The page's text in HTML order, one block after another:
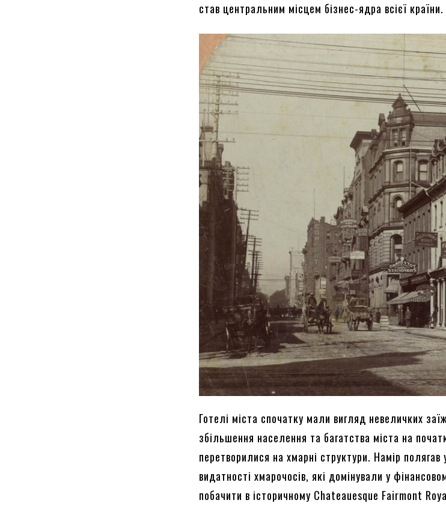
став центральним місцем бізнес-ядра всієї країни.
Готелі міста спочатку мали вигляд невеличких
збільшення населення та багатства міста на
перетворилися на хмарні структури. Намір
видатності хмарочосів, які домінували у
побачити в історичному Chateauesque Fairmont